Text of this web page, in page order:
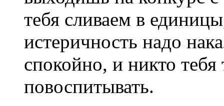
тебя сливаем в
истеричность надо
спокойно, и никто тебя
повоспитывать.